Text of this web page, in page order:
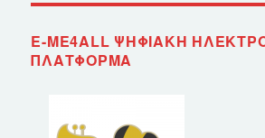
E-ME4ALL ΨΗΦΙΑΚΉ
ΠΛΑΤΦΌΡΜΑ